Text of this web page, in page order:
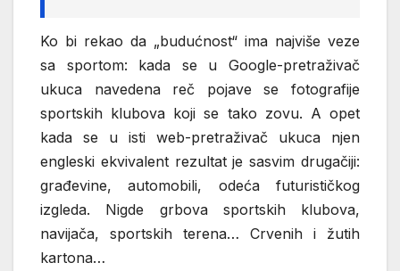
Ko bi rekao da „budućnost“ ima najviše veze
sa sportom: kada se u Google-pretraživač
ukuca navedena reč pojave se fotografije
sportskih klubova koji se tako zovu. A opet
kada se u isti web-pretraživač ukuca njen
engleski ekvivalent rezultat je sasvim drugačiji:
građevine, automobili, odeća futurističkog
izgleda. Nigde grbova sportskih klubova,
navijača, sportskih terena… Crvenih i žutih
kartona…